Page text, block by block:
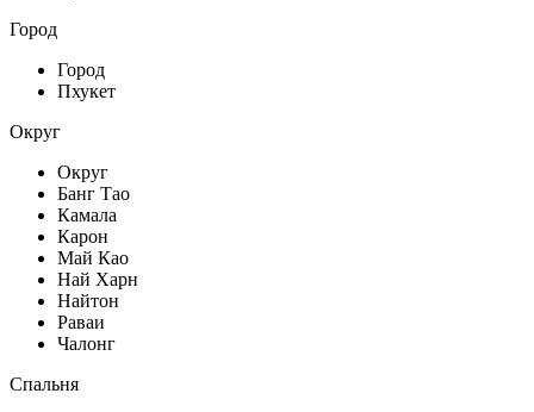
Город
Город
Пхукет
Округ
Округ
Банг Тао
Камала
Карон
Май Као
Най Харн
Найтон
Раваи
Чалонг
Спальня